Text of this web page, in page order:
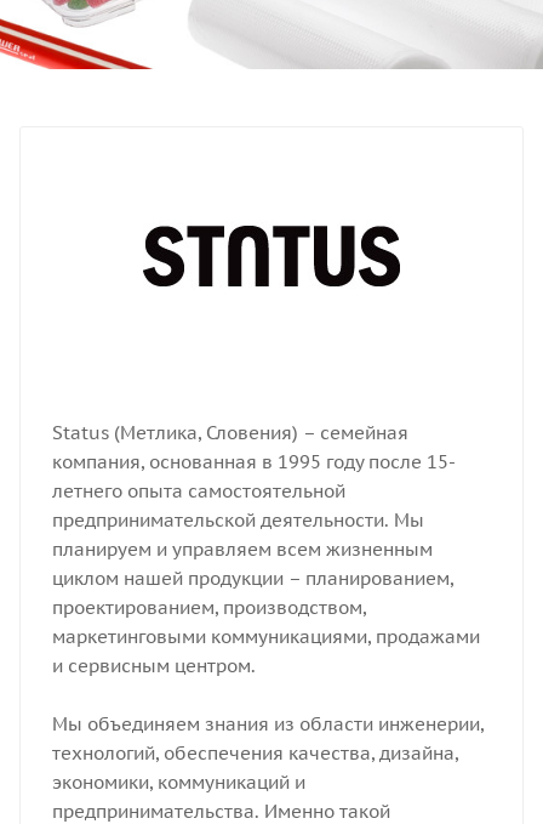
Status (Метлика, Словения) – семейная
компания, основанная в 1995 году после 15-
летнего опыта самостоятельной
предпринимательской деятельности. Мы
планируем и управляем всем жизненным
циклом нашей продукции – планированием,
проектированием, производством,
маркетинговыми коммуникациями, продажами
и сервисным центром.
Мы объединяем знания из области инженерии,
технологий, обеспечения качества, дизайна,
экономики, коммуникаций и
предпринимательства. Именно такой